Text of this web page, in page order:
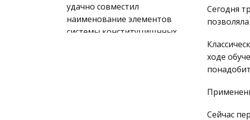
История отечественного
государства и права
удачно совместил
наименование элементов
системы конституцищнных
Сегодня
ходе
Сейчас